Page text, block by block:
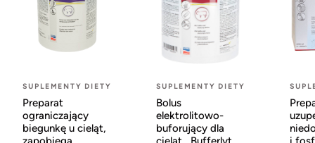
SUPLEMENTY DIETY
Preparat
ograniczający
biegunkę u cieląt,
SUPLEMENTY DIETY
Bolus
elektrolitowo-
buforujący dla